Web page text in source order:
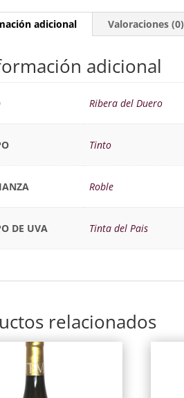
adicional Valoraciones (0)
adicional
Ribera del Duero
Tinto
Roble
DE UVA Tinta del Pais
relacionados